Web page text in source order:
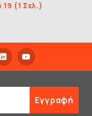
(1 Σελ.)
Εγγραφή